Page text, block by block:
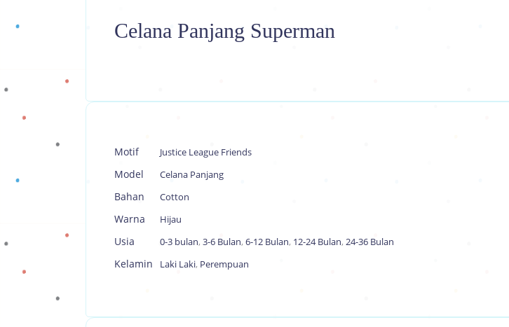
Celana Panjang Superman
Motif Justice League Friends
Model Celana Panjang
Bahan Cotton
Warna Hijau
Usia 0-3 bulan, 3-6 Bulan, 6-12 Bulan, 12-24 Bulan, 24-36 Bulan
Kelamin Laki Laki, Perempuan